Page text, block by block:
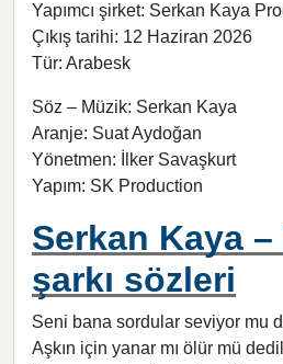
Yapımcı şirket: Serkan Kaya
Çıkış tarihi: 12 Haziran 2026
Tür: Arabesk
Söz – Müzik: Serkan Kaya
Aranje: Suat Aydoğan
Yönetmen: İlker Savaşkurt
Yapım: SK Production
Serkan Kaya –
şarkı sözleri
Seni bana sordular seviyor mu
Aşkın için yanar mı ölür mü